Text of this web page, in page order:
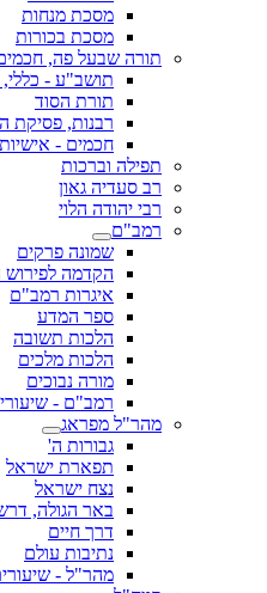
מסכת מנחות
מסכת בכורות
תורה שבעל פה,
תושב"ע - כללי,
תורת הסוד
רבנות, פסיקת
חכמים -
תפילה וברכות
רב סעדיה גאון
רבי יהודה הלוי
רמב"ם
שמונה פרקים
הקדמה
איגרות רמב"ם
ספר המדע
הלכות תשובה
הלכות מלכים
מורה נבוכים
רמב"ם -
מהר"ל מפראג
גבורות ה'
תפארת ישראל
נצח ישראל
באר הגולה,
דרך חיים
נתיבות עולם
מהר"ל -